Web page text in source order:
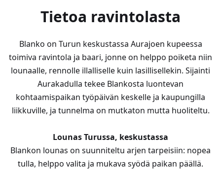
Tietoa ravintolasta
Blanko on Turun keskustassa Aurajoen kupeessa
toimiva ravintola ja baari, jonne on helppo poiketa niin
lounaalle, rennolle illalliselle kuin lasillisellekin. Sijainti
Aurakadulla tekee Blankosta luontevan
kohtaamispaikan työpäivän keskelle ja kaupungilla
liikkuville, ja tunnelma on mutkaton mutta huoliteltu.
Lounas Turussa, keskustassa
Blankon lounas on suunniteltu arjen tarpeisiin: nopea
tulla, helppo valita ja mukava syödä paikan päällä.